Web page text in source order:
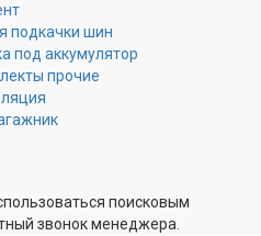
подкачки шин
под аккумулятор
прочие
поисковым
звонок менеджера.